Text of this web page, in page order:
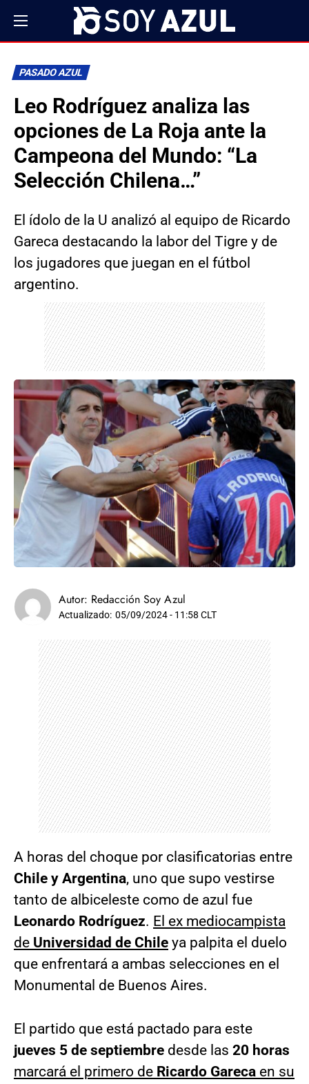
PASADO AZUL
Leo Rodríguez analiza las
opciones de La Roja ante la
Campeona del Mundo: “La
Selección Chilena…”
El ídolo de la U analizó al equipo de Ricardo
Gareca destacando la labor del Tigre y de
los jugadores que juegan en el fútbol
argentino.
Autor: Redacción Soy Azul
Actualizado: 05/09/2024 - 11:58 CLT
A horas del choque por clasificatorias entre
Chile y Argentina, uno que supo vestirse
tanto de albiceleste como de azul fue
Leonardo Rodríguez. El ex mediocampista
de Universidad de Chile ya palpita el duelo
que enfrentará a ambas selecciones en el
Monumental de Buenos Aires.
El partido que está pactado para este
jueves 5 de septiembre desde las 20 horas
marcará el primero de Ricardo Gareca en su